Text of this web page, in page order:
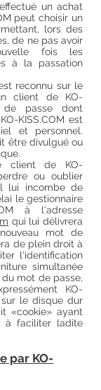
un achat
peut choisir un
lors des
de ne pas avoir
fois les
à la passation
reconnu sur le
client de KO-
de passe dont
KISS.COM est
et personnel.
être divulgué ou
client de KO-
ou oublier
lui incombe de
le gestionnaire
à l'adresse
qui lui délivrera
mot de
de plein droit à
l'identification
simultanée
mot de passe,
KO-
sur le disque dur
«cookie» ayant
à faciliter ladite
par KO-